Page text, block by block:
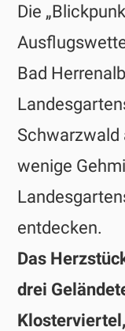
Die
Bad
Schwarzwald
wenige
entdecken.
Das
drei